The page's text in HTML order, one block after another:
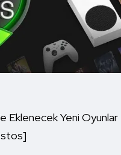
Eklenecek Yeni Oyunlar